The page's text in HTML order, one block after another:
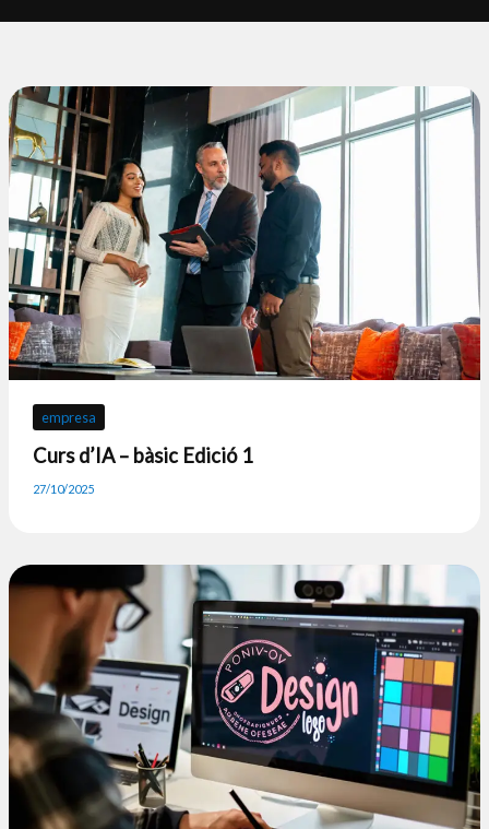
empresa
Curs d’IA – bàsic Edició 1
27/10/2025